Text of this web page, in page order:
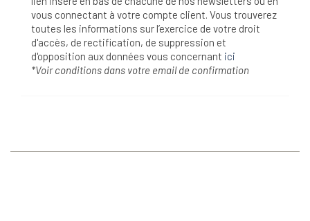
vous connectant à votre compte client. Vous trouverez
toutes les informations sur l’exercice de votre droit
d'accès, de rectification, de suppression et
d'opposition aux données vous concernant ici
*Voir conditions dans votre email de confirmation